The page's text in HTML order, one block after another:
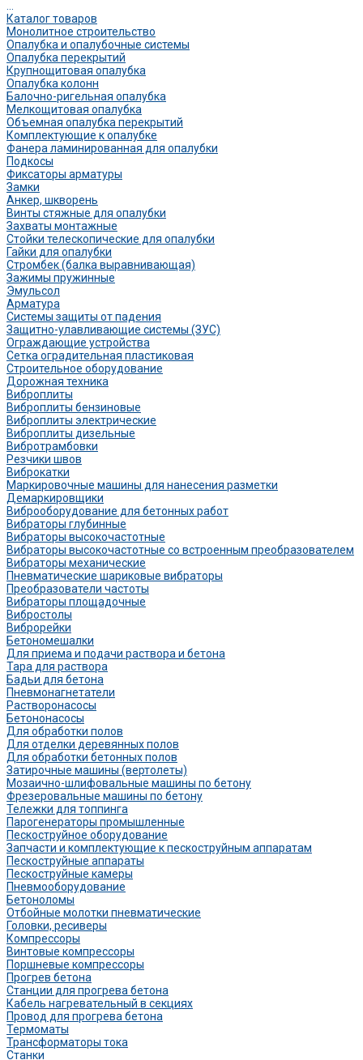
Каталог товаров
Монолитное строительство
Опалубка и опалубочные системы
Опалубка перекрытий
Крупнощитовая опалубка
Опалубка колонн
Балочно-ригельная опалубка
Мелкощитовая опалубка
Объемная опалубка перекрытий
Комплектующие к опалубке
Фанера ламинированная для опалубки
Подкосы
Фиксаторы арматуры
Замки
Анкер, шкворень
Винты стяжные для опалубки
Захваты монтажные
Стойки телескопические для опалубки
Гайки для опалубки
Стромбек (балка выравнивающая)
Зажимы пружинные
Эмульсол
Арматура
Системы защиты от падения
Защитно-улавливающие системы (ЗУС)
Ограждающие устройства
Сетка оградительная пластиковая
Строительное оборудование
Дорожная техника
Виброплиты
Виброплиты бензиновые
Виброплиты электрические
Виброплиты дизельные
Вибротрамбовки
Резчики швов
Виброкатки
Маркировочные машины для нанесения разметки
Демаркировщики
Виброоборудование для бетонных работ
Вибраторы глубинные
Вибраторы высокочастотные
Вибраторы высокочастотные со встроенным преобразователем
Вибраторы механические
Пневматические шариковые вибраторы
Преобразователи частоты
Вибраторы площадочные
Вибростолы
Виброрейки
Бетономешалки
Для приема и подачи раствора и бетона
Тара для раствора
Бадьи для бетона
Пневмонагнетатели
Растворонасосы
Бетононасосы
Для обработки полов
Для отделки деревянных полов
Для обработки бетонных полов
Затирочные машины (вертолеты)
Мозаично-шлифовальные машины по бетону
Фрезеровальные машины по бетону
Тележки для топпинга
Парогенераторы промышленные
Пескоструйное оборудование
Запчасти и комплектующие к пескоструйным аппаратам
Пескоструйные аппараты
Пескоструйные камеры
Пневмооборудование
Бетоноломы
Отбойные молотки пневматические
Головки, ресиверы
Компрессоры
Винтовые компрессоры
Поршневые компрессоры
Прогрев бетона
Станции для прогрева бетона
Кабель нагревательный в секциях
Провод для прогрева бетона
Термоматы
Трансформаторы тока
Станки